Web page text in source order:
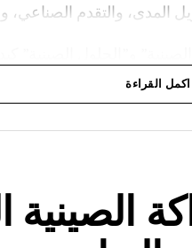
المدى، والتقدم الصناعي،
على بناء “مجتمع
جيش التحرير الشعبي،
اكمل القراءة
الصينية